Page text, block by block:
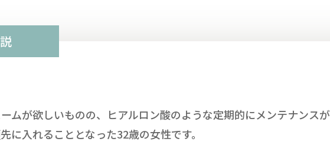
ムが欲しいものの、ヒアルロン酸のような定期的にメンテナンス
に入れることとなった32歳の女性です。